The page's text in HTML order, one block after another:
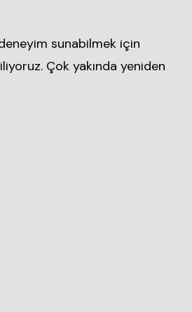
sunabilmek için
Çok yakında yeniden